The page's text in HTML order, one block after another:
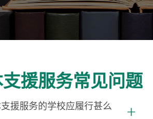
援服务常见问题
援服务的学校应履行甚么